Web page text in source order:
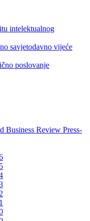
intelektualnog
savjetodavno vijeće
poslovanje
Business Review Press-